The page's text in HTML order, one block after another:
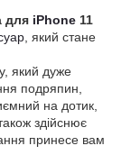
для iPhone 11
, який стане
який дуже
подряпин,
на дотик,
здійснює
принесе вам